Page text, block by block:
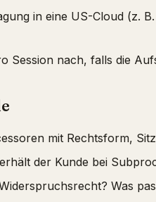
in eine US-Cloud (z.
Session nach, falls die
mit Rechtsform,
der Kunde bei
Was